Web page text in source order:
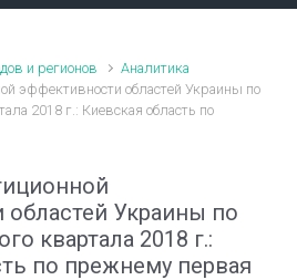
и регионов
Аналитика
эффективности областей Украины по
2018 г.: Киевская область по
Украины по
квартала 2018 г.:
по прежнему первая